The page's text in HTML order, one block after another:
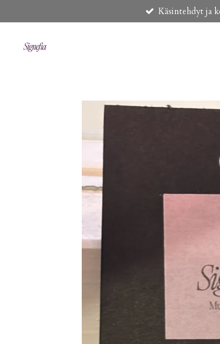
pääsisältöön
Käsintehdyt ja